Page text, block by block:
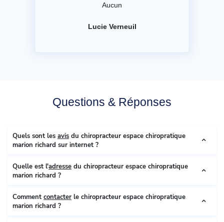
Aucun
Lucie Verneuil
Questions & Réponses
Quels sont les avis du chiropracteur espace chiropratique
marion richard sur internet ?
Quelle est l'adresse du chiropracteur espace chiropratique
marion richard ?
Comment contacter le chiropracteur espace chiropratique
marion richard ?